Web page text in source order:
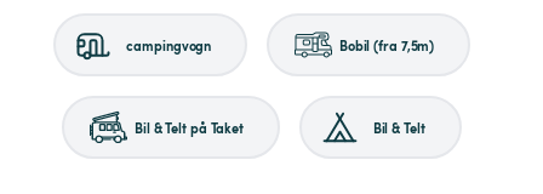
campingvogn Bobil (fra 7,5m)
Bil & Telt på Taket Bil & Telt